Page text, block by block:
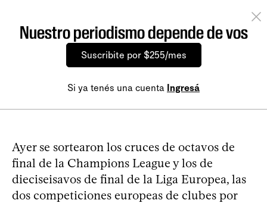
Nuestro periodismo depende de vos
Suscribite por $255/mes
Si ya tenés una cuenta Ingresá
Ayer se sortearon los cruces de octavos de
final de la Champions League y los de
dieciseisavos de final de la Liga Europea, las
dos competiciones europeas de clubes por